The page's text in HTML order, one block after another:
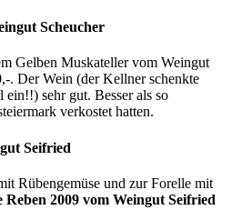
Scheucher
Gelben Muskateller vom Weingut
. Der Wein (der Kellner schenkte
sehr gut. Besser als so
verkostet hatten.
Seifried
Rübengemüse und zur Forelle mit
2009 vom Weingut Seifried